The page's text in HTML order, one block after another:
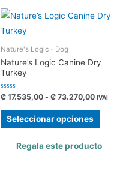
Nature's Logic - Dog
Nature’s Logic Canine Dry
Turkey
Valorado
con
0
de
₡ 17.535,00 - ₡ 73.270,00 IVAI
Seleccionar opciones
Regala este producto